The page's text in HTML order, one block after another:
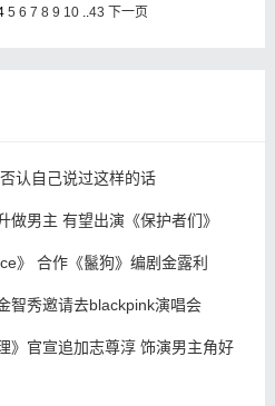
5 6 7 8 9 10 ..43 下一页
认自己说过这样的话
做男主 有望出演《保护者们》
》 合作《鬣狗》编剧金露利
智秀邀请去blackpink演唱会
》官宣追加志尊淳 饰演男主角好